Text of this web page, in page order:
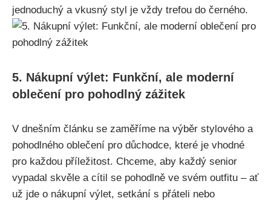
jednoduchý a vkusný⁤ styl je vždy trefou do černého.
5. Nákupní výlet: Funkční, ale moderní
‍oblečení pro pohodlný ⁤zážitek
V dnešním ‌článku se​ zaměříme ⁣na výběr stylového ​a
pohodlného oblečení pro důchodce, které je ⁤vhodné
pro ​každou příležitost. Chceme, aby každý senior
vypadal skvěle a cítil se ​pohodlně ve svém⁤ outfitu – ať
už jde⁢ o nákupní výlet, setkání s přáteli nebo